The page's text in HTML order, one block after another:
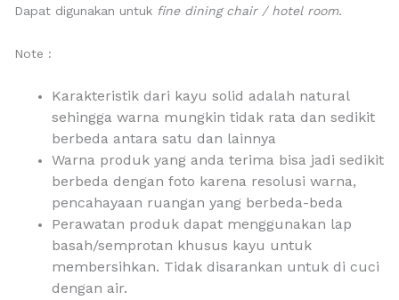
Dapat digunakan untuk fine dining chair / hotel room.
Note :
Karakteristik dari kayu solid adalah natural
sehingga warna mungkin tidak rata dan sedikit
berbeda antara satu dan lainnya
Warna produk yang anda terima bisa jadi sedikit
berbeda dengan foto karena resolusi warna,
pencahayaan ruangan yang berbeda-beda
Perawatan produk dapat menggunakan lap
basah/semprotan khusus kayu untuk
membersihkan. Tidak disarankan untuk di cuci
dengan air.